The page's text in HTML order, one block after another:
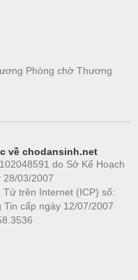
Phòng chờ Thương
về chodansinh.net
do Sở Kế Hoạch
03/2007
trên Internet (ICP) số:
Tin cấp ngày 12/07/2007